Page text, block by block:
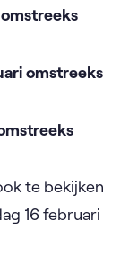
omstreeks
te bekijken
16 februari